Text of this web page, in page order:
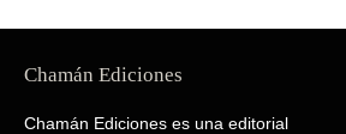
Chamán Ediciones
Chamán Ediciones es una editorial